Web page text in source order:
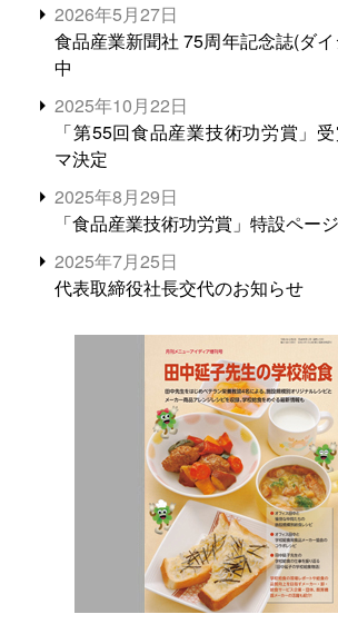
2026年5月27日
食品産業新聞社 75周年記念誌(ダ
中
2025年10月22日
「第55回食品産業技術功労賞」
マ決定
2025年8月29日
「食品産業技術功労賞」特設ペー
2025年7月25日
代表取締役社長交代のお知らせ